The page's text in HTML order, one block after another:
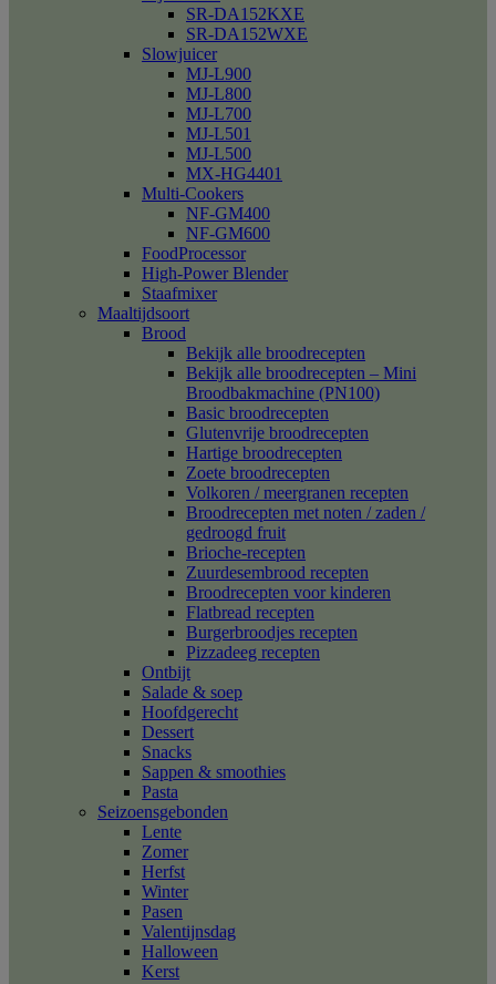
SR-DA152KXE
SR-DA152WXE
Slowjuicer
MJ-L900
MJ-L800
MJ-L700
MJ-L501
MJ-L500
MX-HG4401
Multi-Cookers
NF-GM400
NF-GM600
FoodProcessor
High-Power Blender
Staafmixer
Maaltijdsoort
Brood
Bekijk alle broodrecepten
Bekijk alle broodrecepten – Mini
Broodbakmachine (PN100)
Basic broodrecepten
Glutenvrije broodrecepten
Hartige broodrecepten
Zoete broodrecepten
Volkoren / meergranen recepten
Broodrecepten met noten / zaden /
gedroogd fruit
Brioche-recepten
Zuurdesembrood recepten
Broodrecepten voor kinderen
Flatbread recepten
Burgerbroodjes recepten
Pizzadeeg recepten
Ontbijt
Salade & soep
Hoofdgerecht
Dessert
Snacks
Sappen & smoothies
Pasta
Seizoensgebonden
Lente
Zomer
Herfst
Winter
Pasen
Valentijnsdag
Halloween
Kerst